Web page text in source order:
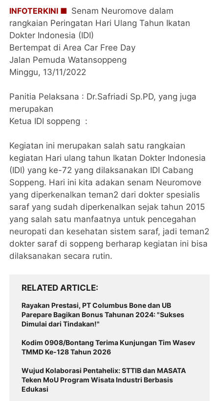
INFOTERKINI ■ Senam Neuromove dalam
rangkaian Peringatan Hari Ulang Tahun Ikatan
Dokter Indonesia (IDI)
Bertempat di Area Car Free Day
Jalan Pemuda Watansoppeng
Minggu, 13/11/2022
Panitia Pelaksana : Dr.Safriadi Sp.PD, yang juga
merupakan
Ketua IDI soppeng :
Kegiatan ini merupakan salah satu rangkaian
kegiatan Hari ulang tahun Ikatan Dokter Indonesia
(IDI) yang ke-72 yang dilaksanakan IDI Cabang
Soppeng. Hari ini kita adakan senam Neuromove
yang diperkenalkan teman2 dari dokter spesialis
saraf yang sudah diperkenalkan sejak tahun 2015
yang salah satu manfaatnya untuk pencegahan
neuropati dan kesehatan sistem saraf, jadi teman2
dokter saraf di soppeng berharap kegiatan ini bisa
dilaksanakan secara rutin.
RELATED ARTICLE
Rayakan Prestasi, PT Columbus Bone dan UB
Parepare Bagikan Bonus Tahunan 2024: "Sukses
Dimulai dari Tindakan!"
Kodim 0908/Bontang Terima Kunjungan Tim Wasev
TMMD Ke-128 Tahun 2026
Wujud Kolaborasi Pentahelix: STTIB dan MASATA
Teken MoU Program Wisata Industri Berbasis
Edukasi